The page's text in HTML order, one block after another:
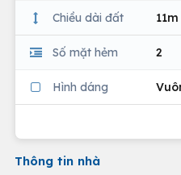
Chiều dài đất 11m
Số mặt hẻm 2
Hình dáng
Thông tin nhà